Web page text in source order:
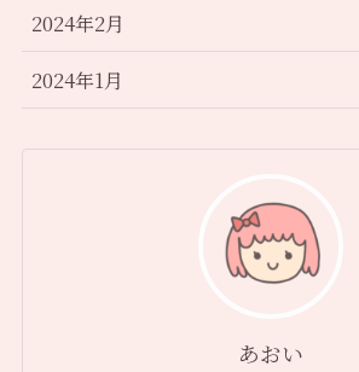
2024年2月
2024年1月
あおい